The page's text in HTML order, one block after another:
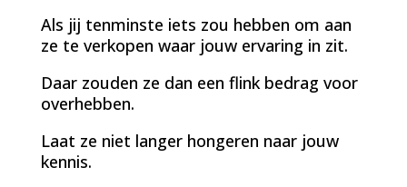
Als jij tenminste iets zou hebben om aan
ze te verkopen waar jouw ervaring in zit.
Daar zouden ze dan een flink bedrag voor
overhebben.
Laat ze niet langer hongeren naar jouw
kennis.